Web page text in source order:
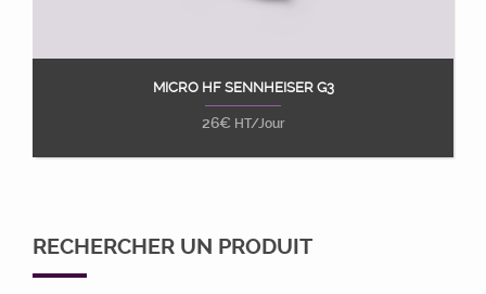
Ajouter au panier
MICRO HF SENNHEISER G3
26€ HT/Jour
RECHERCHER UN PRODUIT